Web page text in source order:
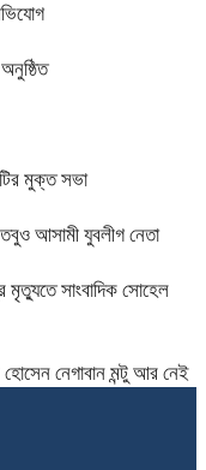
মুক্ত সভা
তবুও আসামী যুবলীগ নেতা
মৃত্যুতে সাংবাদিক সোহেল
নেগাবান মন্টু আর নেই